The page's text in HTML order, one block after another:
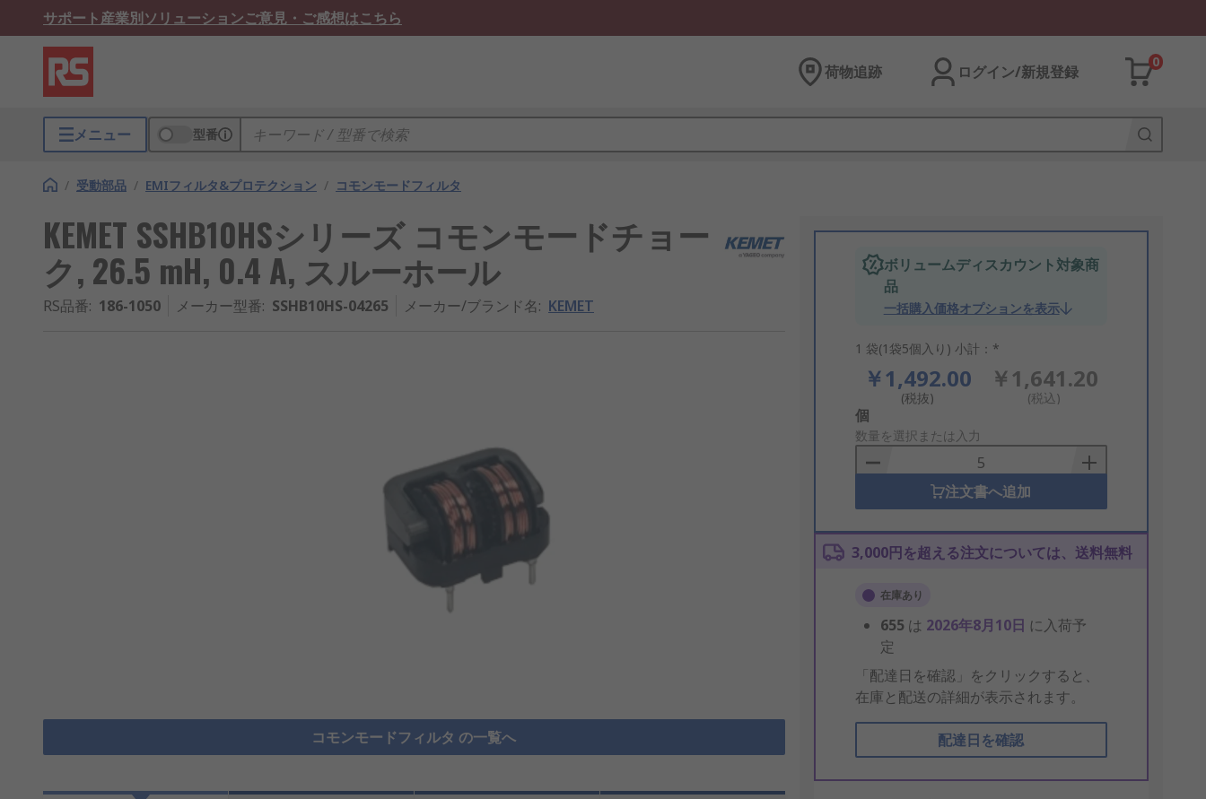
サポート産業別ソリューションご意見・ご感想はこちら
荷物追跡 ログイン/新規登録
0
メニュー 型番
/ 受動部品 / EMIフィルタ&プロテクション / コモンモードフィルタ
KEMET SSHB10HSシリーズ コモンモードチョー
ク, 26.5 mH, 0.4 A, スルーホール
RS品番: 186-1050 メーカー型番: SSHB10HS-04265 メーカー/ブランド名: KEMET
コモンモードフィルタ の一覧へ
ボリュームディスカウント対象商
品
一括購入価格オプションを表示
1 袋(1袋5個入り) 小計：*
￥1,492.00
(税抜)
￥1,641.20
(税込)
Add
to
Basket
個
数量を選択または入力
注文書へ追加
3,000円を超える注文については、送料無料
在庫あり
655 は 2026年8月10日 に入荷予
定
「配達日を確認」をクリックすると、
在庫と配送の詳細が表示されます。
配達日を確認